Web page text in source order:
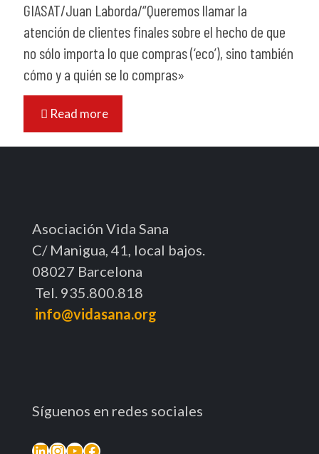
GIASAT/Juan Laborda/“Queremos llamar la
atención de clientes finales sobre el hecho de que
no sólo importa lo que compras (‘eco’), sino también
cómo y a quién se lo compras»
Read more
Asociación Vida Sana
C/ Manigua, 41, local bajos.
08027 Barcelona
Tel. 935.800.818
info@vidasana.org
Síguenos en redes sociales
LinkedIn
Instagram
YouTube
Facebook